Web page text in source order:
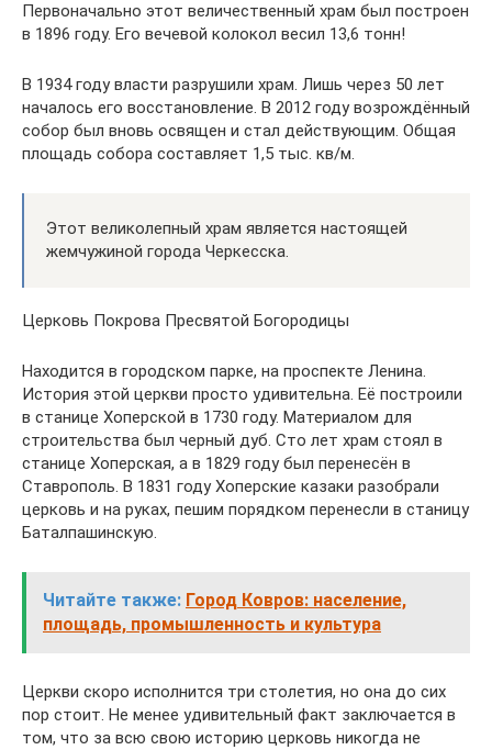
Первоначально этот величественный храм был построен
в 1896 году. Его вечевой колокол весил 13,6 тонн!
В 1934 году власти разрушили храм. Лишь через 50 лет
началось его восстановление. В 2012 году возрождённый
собор был вновь освящен и стал действующим. Общая
площадь собора составляет 1,5 тыс. кв/м.
Этот великолепный храм является настоящей
жемчужиной города Черкесска.
Церковь Покрова Пресвятой Богородицы
Находится в городском парке, на проспекте Ленина.
История этой церкви просто удивительна. Её построили
в станице Хоперской в 1730 году. Материалом для
строительства был черный дуб. Сто лет храм стоял в
станице Хоперская, а в 1829 году был перенесён в
Ставрополь. В 1831 году Хоперские казаки разобрали
церковь и на руках, пешим порядком перенесли в станицу
Баталпашинскую.
Читайте также: Город Ковров: население,
площадь, промышленность и культура
Церкви скоро исполнится три столетия, но она до сих
пор стоит. Не менее удивительный факт заключается в
том, что за всю свою историю церковь никогда не